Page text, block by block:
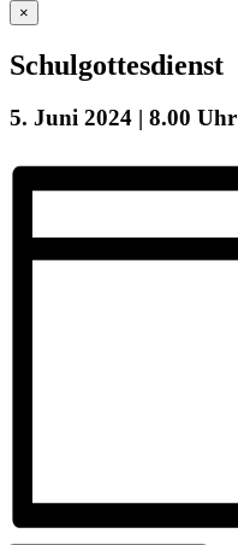
×
Schulgottesdienst
5. Juni 2024 | 8.00 Uhr